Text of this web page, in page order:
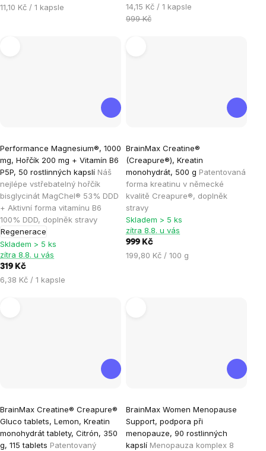
Měrná
11,10 Kč / 1 kapsle
Měrná
cena:
14,15 Kč / 1 kapsle
999 Kč
Performance Magnesium®, 1000
mg, Hořčík 200 mg + Vitamín B6
P5P, 50 rostlinných kapslí Náš
nejlépe vstřebatelný hořčík
bisglycinát MagChel® 53% DDD
+ Aktivní forma vitamínu B6
100% DDD, doplněk stravy
Regenerace
hodnocení
produktu
je
4,9
z
5
hvězdiček.
Skladem > 5 ks
zítra 8.8. u vás
319 Kč
Měrná
6,38 Kč / 1 kapsle
BrainMax Creatine®
(Creapure®), Kreatin
monohydrát, 500 g Patentovaná
forma kreatinu v německé
kvalitě Creapure®, doplněk
stravy
hodnocení
produktu
je
4,9
z
5
hvězdiček.
Skladem > 5 ks
zítra 8.8. u vás
999 Kč
Měrná
199,80 Kč / 100 g
BrainMax Creatine® Creapure®
Gluco tablets, Lemon, Kreatin
monohydrát tablety, Citrón, 350
g, 115 tablets Patentovaný
hodnocení
produktu
je
BrainMax Women Menopause
Support, podpora při
menopauze, 90 rostlinných
kapslí Menopauza komplex 8
hodnocení
produktu
je